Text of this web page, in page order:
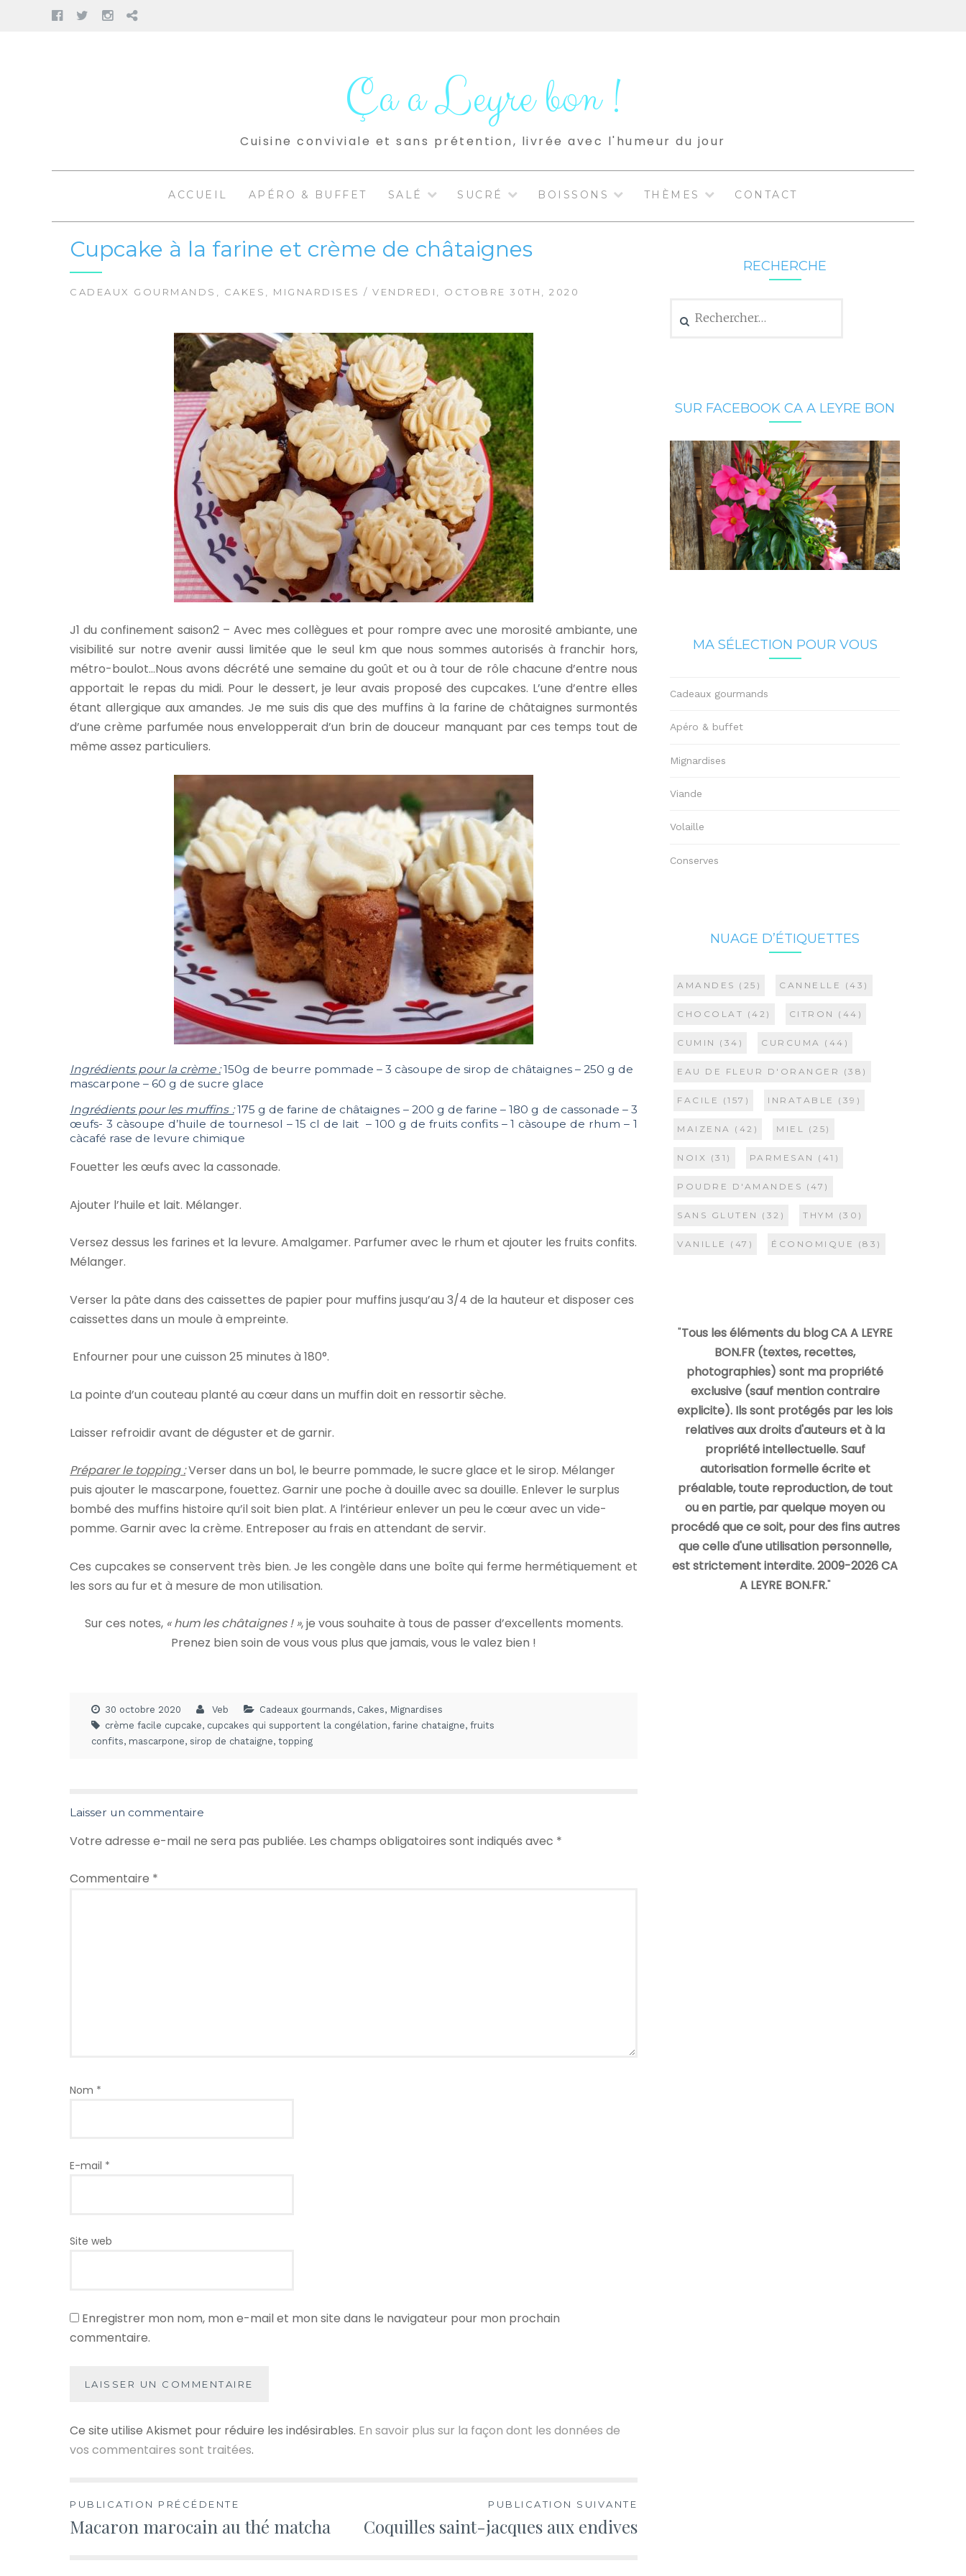
FacebookTwitter
Instagram
Pinterest
Ça a Leyre bon !
Cuisine conviviale et sans prétention, livrée avec l'humeur du jour
ACCUEIL APÉRO & BUFFET SALÉ SUCRÉ BOISSONS THÈMES CONTACT
Cupcake à la farine et crème de châtaignes
CADEAUX GOURMANDS CAKES MIGNARDISES / VENDREDI, OCTOBRE 30TH, 2020
J1 du confinement saison2 – Avec mes collègues et pour rompre avec une morosité ambiante, une
visibilité sur notre avenir aussi limitée que le seul km que nous sommes autorisés à franchir hors,
métro-boulot…Nous avons décrété une semaine du goût et ou à tour de rôle chacune d’entre nous
apportait le repas du midi. Pour le dessert, je leur avais proposé des cupcakes. L’une d’entre elles
étant allergique aux amandes. Je me suis dis que des muffins à la farine de châtaignes surmontés
d’une crème parfumée nous envelopperait d’un brin de douceur manquant par ces temps tout de
même assez particuliers.
Ingrédients pour la crème :150g de beurre pommade – 3 càsoupe de sirop de châtaignes – 250 g de
mascarpone – 60 g de sucre glace
Ingrédients pour les muffins :175 g de farine de châtaignes – 200 g de farine – 180 g de cassonade – 3
œufs- 3 càsoupe d’huile de tournesol – 15 cl de lait – 100 g de fruits confits – 1 càsoupe de rhum – 1
càcafé rase de levure chimique
Fouetter les œufs avec la cassonade.
Ajouter l’huile et lait. Mélanger.
Versez dessus les farines et la levure. Amalgamer. Parfumer avec le rhum et ajouter les fruits confits.
Mélanger.
Verser la pâte dans des caissettes de papier pour muffins jusqu’au 3/4 de la hauteur et disposer ces
caissettes dans un moule à empreinte.
Enfourner pour une cuisson 25 minutes à 180°.
La pointe d’un couteau planté au cœur dans un muffin doit en ressortir sèche.
Laisser refroidir avant de déguster et de garnir.
Préparer le topping :Verser dans un bol, le beurre pommade, le sucre glace et le sirop. Mélanger
puis ajouter le mascarpone, fouettez. Garnir une poche à douille avec sa douille. Enlever le surplus
bombé des muffins histoire qu’il soit bien plat. A l’intérieur enlever un peu le cœur avec un vide-
pomme. Garnir avec la crème. Entreposer au frais en attendant de servir.
Ces cupcakes se conservent très bien. Je les congèle dans une boîte qui ferme hermétiquement et
les sors au fur et à mesure de mon utilisation.
Sur ces notes, « hum les châtaignes ! », je vous souhaite à tous de passer d’excellents moments.
Prenez bien soin de vous vous plus que jamais, vous le valez bien !
30 octobre 2020 Veb Cadeaux gourmands, Cakes, Mignardises
crème facile cupcake, cupcakes qui supportent la congélation, farine chataigne, fruits
confits, mascarpone, sirop de chataigne, topping
Laisser un commentaire
Votre adresse e-mail ne sera pas publiée. Les champs obligatoires sont indiqués avec *
Commentaire *
Nom *
E-mail *
Site web
Enregistrer mon nom, mon e-mail et mon site dans le navigateur pour mon prochain
commentaire.
Ce site utilise Akismet pour réduire les indésirables. En savoir plus sur la façon dont les données de
vos commentaires sont traitées.
Navigation
de
PUBLICATION PRÉCÉDENTE
Macaron marocain au thé matcha
PUBLICATION SUIVANTE
Coquilles saint-jacques aux endives
RECHERCHE
SUR FACEBOOK CA A LEYRE BON
MA SÉLECTION POUR VOUS
Cadeaux gourmands
Apéro & buffet
Mignardises
Viande
Volaille
Conserves
NUAGE D’ÉTIQUETTES
AMANDES (25) CANNELLE (43)
CHOCOLAT (42) CITRON (44)
CUMIN (34) CURCUMA (44)
EAU DE FLEUR D'ORANGER (38)
FACILE (157) INRATABLE (39)
MAIZENA (42) MIEL (25)
NOIX (31) PARMESAN (41)
POUDRE D'AMANDES (47)
SANS GLUTEN (32) THYM (30)
VANILLE (47) ÉCONOMIQUE (83)
"Tous les éléments du blog CA A LEYRE
BON.FR (textes, recettes,
photographies) sont ma propriété
exclusive (sauf mention contraire
explicite). Ils sont protégés par les lois
relatives aux droits d'auteurs et à la
propriété intellectuelle. Sauf
autorisation formelle écrite et
préalable, toute reproduction, de tout
ou en partie, par quelque moyen ou
procédé que ce soit, pour des fins autres
que celle d'une utilisation personnelle,
est strictement interdite. 2009-2026 CA
A LEYRE BON.FR."